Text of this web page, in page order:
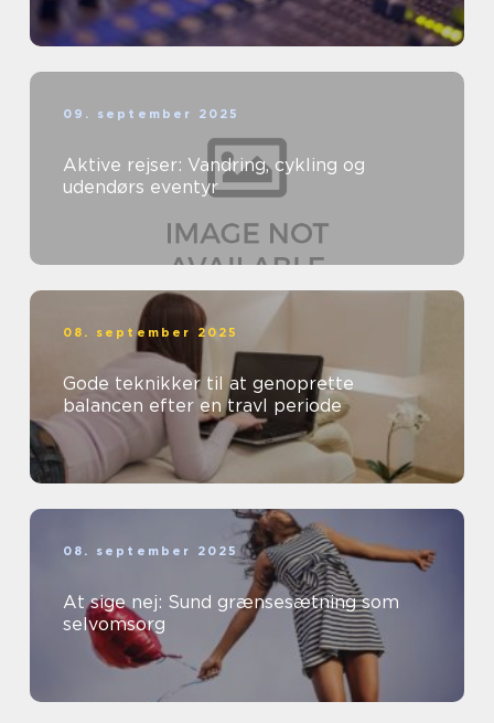
09. september 2025
Aktive rejser: Vandring, cykling og
udendørs eventyr
08. september 2025
Gode teknikker til at genoprette
balancen efter en travl periode
08. september 2025
At sige nej: Sund grænsesætning som
selvomsorg